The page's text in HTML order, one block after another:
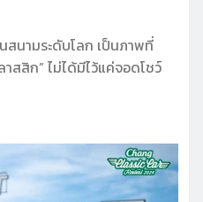
สนามระดับโลก เป็นภาพที่
าสสิก” ไม่ได้มีไว้แค่จอดโชว์